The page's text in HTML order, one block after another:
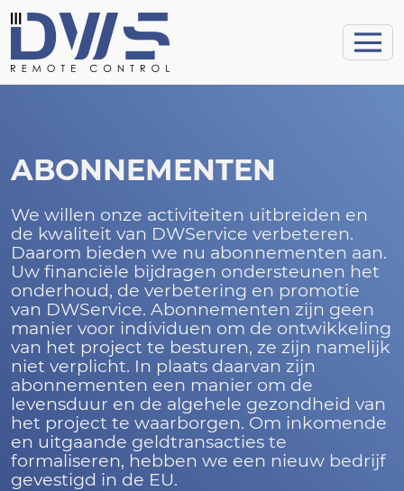
ABONNEMENTEN
We willen onze activiteiten uitbreiden en
de kwaliteit van DWService verbeteren.
Daarom bieden we nu abonnementen aan.
Uw financiële bijdragen ondersteunen het
onderhoud, de verbetering en promotie
van DWService. Abonnementen zijn geen
manier voor individuen om de ontwikkeling
van het project te besturen, ze zijn namelijk
niet verplicht. In plaats daarvan zijn
abonnementen een manier om de
levensduur en de algehele gezondheid van
het project te waarborgen. Om inkomende
en uitgaande geldtransacties te
formaliseren, hebben we een nieuw bedrijf
gevestigd in de EU.